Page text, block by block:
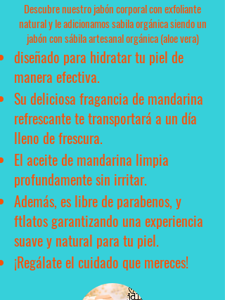
Descubre nuestro jabón corporal con exfoliante
natural y le adicionamos sabila orgánica siendo un
jabón con sábila artesanal orgánica (aloe vera)
diseñado para hidratar tu piel de
manera efectiva.
Su deliciosa fragancia de mandarina
refrescante te transportará a un día
lleno de frescura.
El aceite de mandarina limpia
profundamente sin irritar.
Además, es libre de parabenos, y
ftlatos garantizando una experiencia
suave y natural para tu piel.
¡Regálate el cuidado que mereces!